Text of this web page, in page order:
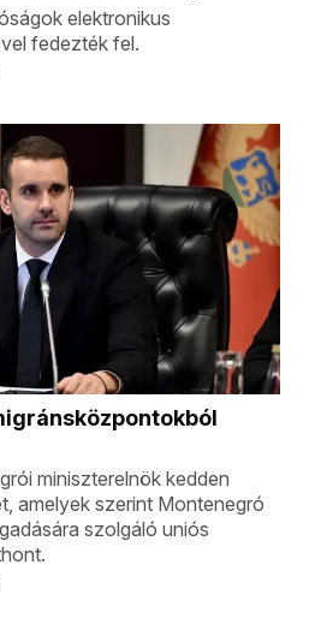
elektronikus
fedezték fel.
miniszterelnök kedden
amelyek szerint Montenegró
szolgáló uniós